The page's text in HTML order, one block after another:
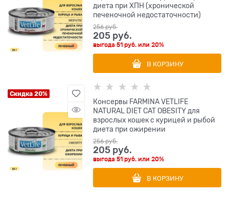
диета при ХПН (хронической
печеночной недостаточности)
256 руб.
205 руб.
выгода51 руб. или20%
В КОРЗИНУ
Скидка 20%
Консервы FARMINA VETLIFE
NATURAL DIET CAT OBESITY для
взрослых кошек с курицей и рыбой
диета при ожирении
256 руб.
205 руб.
выгода51 руб. или20%
В КОРЗИНУ